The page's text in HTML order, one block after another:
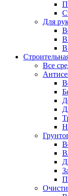
Для
В
В
Все